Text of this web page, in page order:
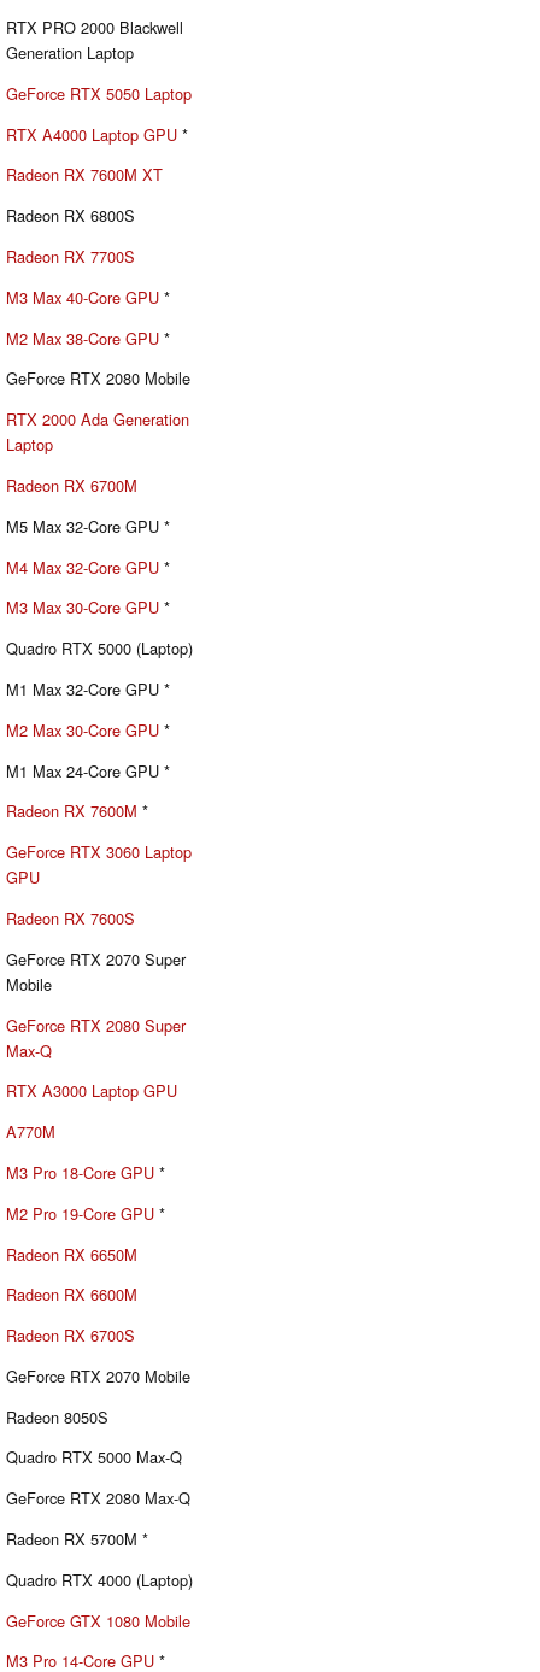
RTX PRO 2000 Blackwell
Generation Laptop
GeForce RTX 5050 Laptop
RTX A4000 Laptop GPU *
Radeon RX 7600M XT
Radeon RX 6800S
Radeon RX 7700S
M3 Max 40-Core GPU *
M2 Max 38-Core GPU *
GeForce RTX 2080 Mobile
RTX 2000 Ada Generation
Laptop
Radeon RX 6700M
M5 Max 32-Core GPU *
M4 Max 32-Core GPU *
M3 Max 30-Core GPU *
Quadro RTX 5000 (Laptop)
M1 Max 32-Core GPU *
M2 Max 30-Core GPU *
M1 Max 24-Core GPU *
Radeon RX 7600M *
GeForce RTX 3060 Laptop
GPU
Radeon RX 7600S
GeForce RTX 2070 Super
Mobile
GeForce RTX 2080 Super
Max-Q
RTX A3000 Laptop GPU
A770M
M3 Pro 18-Core GPU *
M2 Pro 19-Core GPU *
Radeon RX 6650M
Radeon RX 6600M
Radeon RX 6700S
GeForce RTX 2070 Mobile
Radeon 8050S
Quadro RTX 5000 Max-Q
GeForce RTX 2080 Max-Q
Radeon RX 5700M *
Quadro RTX 4000 (Laptop)
GeForce GTX 1080 Mobile
M3 Pro 14-Core GPU *